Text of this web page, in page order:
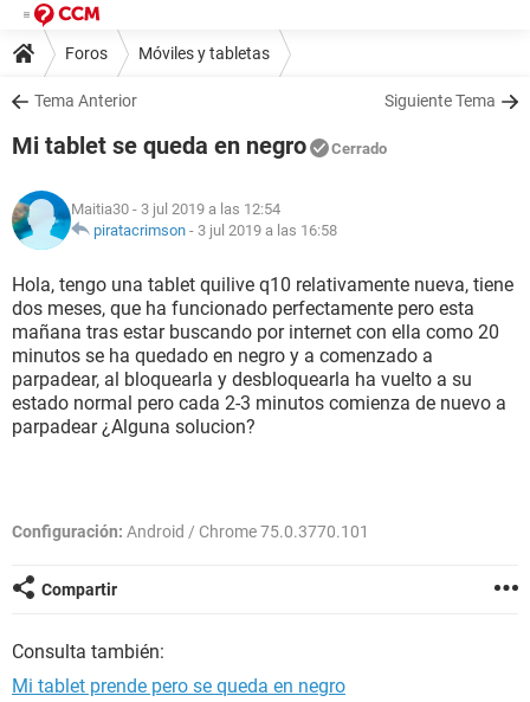
Foros Móviles y tabletas
Tema Anterior Siguiente Tema
Mi tablet se queda en negro Cerrado
Maitia30 - 3 jul 2019 a las 12:54
piratacrimson - 3 jul 2019 a las 16:58
Hola, tengo una tablet quilive q10 relativamente nueva, tiene
dos meses, que ha funcionado perfectamente pero esta
mañana tras estar buscando por internet con ella como 20
minutos se ha quedado en negro y a comenzado a
parpadear, al bloquearla y desbloquearla ha vuelto a su
estado normal pero cada 2-3 minutos comienza de nuevo a
parpadear ¿Alguna solucion?
Configuración: Android / Chrome 75.0.3770.101
Compartir
Consulta también:
Mi tablet prende pero se queda en negro